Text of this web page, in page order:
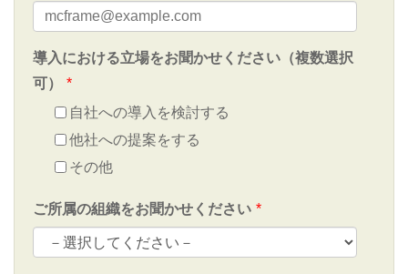
導入における立場をお聞かせください（複数選択
可）
*
自社への導入を検討する
他社への提案をする
その他
ご所属の組織をお聞かせください *